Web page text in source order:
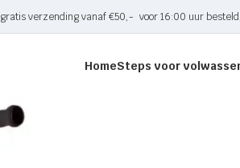
gratis verzending vanaf €50,- voor 16:00 uur
HomeSteps voor